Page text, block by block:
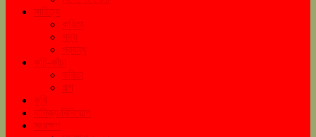
সাহিত্য
কবিতা
গদ্য
প্রবন্ধ
কচি-কাঁচা
কবিতা
গল্প
কৃষি
বানিজ্য/বিনিয়োগ
সংরক্ষণ